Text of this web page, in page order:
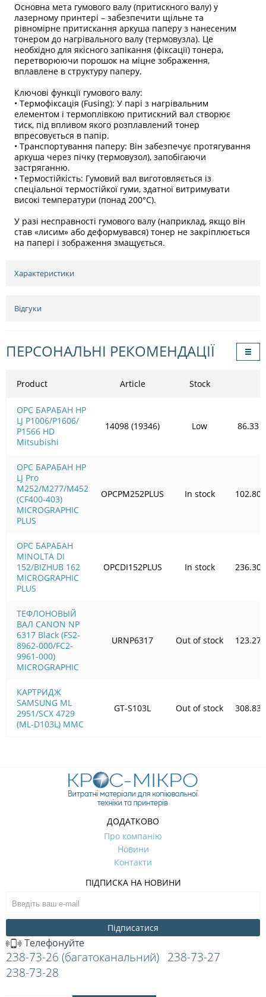
Основна мета гумового валу (притискного валу) у
лазерному принтері – забезпечити щільне та
рівномірне притискання аркуша паперу з нанесеним
тонером до нагрівального валу (термовузла). Це
необхідно для якісного запікання (фіксації) тонера,
перетворюючи порошок на міцне зображення,
вплавлене в структуру паперу.
Ключові функції гумового валу:
• Термофіксація (Fusing): У парі з нагрівальним
елементом і термоплівкою притискний вал створює
тиск, під впливом якого розплавлений тонер
впресовується в папір.
• Транспортування паперу: Він забезпечує протягування
аркуша через пічку (термовузол), запобігаючи
застряганню.
• Термостійкість: Гумовий вал виготовляється із
спеціальної термостійкої гуми, здатної витримувати
високі температури (понад 200°C).
У разі несправності гумового валу (наприклад, якщо він
став «лисим» або деформувався) тонер не закріплюється
на папері і зображення змащується.
Характеристики
Відгуки
ПЕРСОНАЛЬНІ РЕКОМЕНДАЦІЇ
Product
OPC БАРАБАН HP
LJ P1006/Р1606/
Р1566 HD
Mitsubishi
OPC БАРАБАН HP
LJ Pro
M252/M277/M452
(CF400-403)
MICROGRAPHIC
PLUS
OPC БАРАБАН
MINOLTA DI
152/BIZHUB 162
MICROGRAPHIC
PLUS
ТЕФЛОНОВЫЙ
ВАЛ CANON NP
6317 Black (FS2-
8962-000/FC2-
9961-000)
MICROGRAPHIC
КАРТРИДЖ
SAMSUNG ML
2951/SCX 4729
(ML-D103L) MMC
Article Stock
14098 (19346) Low 86.33
OPCPM252PLUS In stock 102.80
OPCDI152PLUS In stock 236.30
URNP6317 Out of stock 123.27
GT-S103L Out of stock 308.83
ДОДАТКОВО
Про компанію
Новини
Контакти
ПІДПИСКА НА НОВИНИ
Підписатися
Телефонуйте
238-73-26 (багатоканальний) 238-73-27
238-73-28